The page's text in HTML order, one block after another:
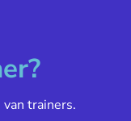
trainers.